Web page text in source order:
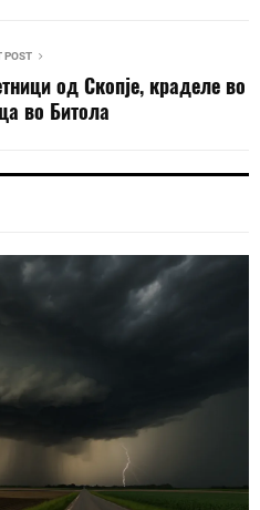
POST
од Скопје, краделе во
во Битола